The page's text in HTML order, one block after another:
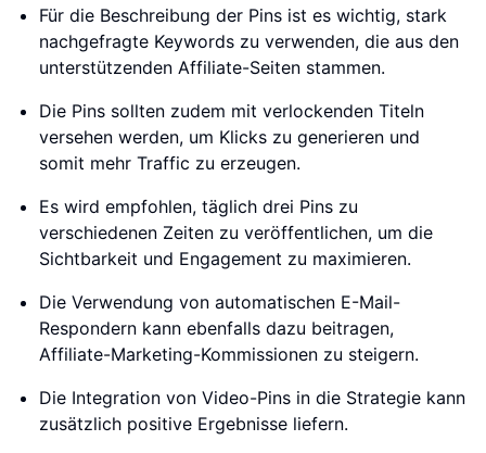
Für die Beschreibung der Pins ist es wichtig, stark
nachgefragte Keywords zu verwenden, die aus den
unterstützenden Affiliate-Seiten stammen.
Die Pins sollten zudem mit verlockenden Titeln
versehen werden, um Klicks zu generieren und
somit mehr Traffic zu erzeugen.
Es wird empfohlen, täglich drei Pins zu
verschiedenen Zeiten zu veröffentlichen, um die
Sichtbarkeit und Engagement zu maximieren.
Die Verwendung von automatischen E-Mail-
Respondern kann ebenfalls dazu beitragen,
Affiliate-Marketing-Kommissionen zu steigern.
Die Integration von Video-Pins in die Strategie kann
zusätzlich positive Ergebnisse liefern.